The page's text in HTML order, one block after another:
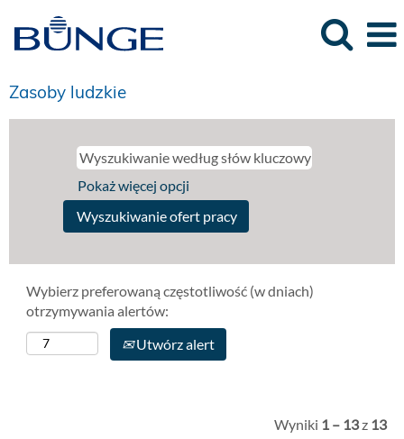
Zasoby ludzkie
Pokaż więcej opcji
Wybierz preferowaną częstotliwość (w dniach)
otrzymywania alertów:
Utwórz alert
Wyniki 1 – 13z 13